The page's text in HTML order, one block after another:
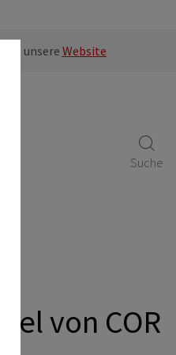
unsere Website
Suche
von COR